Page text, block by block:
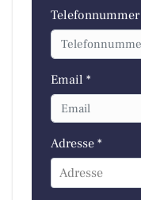
Telefonnummer
Email *
Adresse *
Adresse